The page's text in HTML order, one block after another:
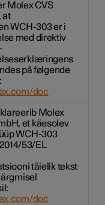
Molex CVS
at
WCH-303 er i
med direktiv
på følgende
doc
Molex
et käesolev
WCH-303
53/EL
täielik tekst
doc